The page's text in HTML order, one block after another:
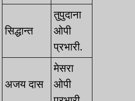
⁠सिद्धान्त
तुपुदाना
ओपी
प्रभारी.
⁠अजय दास
मेसरा
ओपी